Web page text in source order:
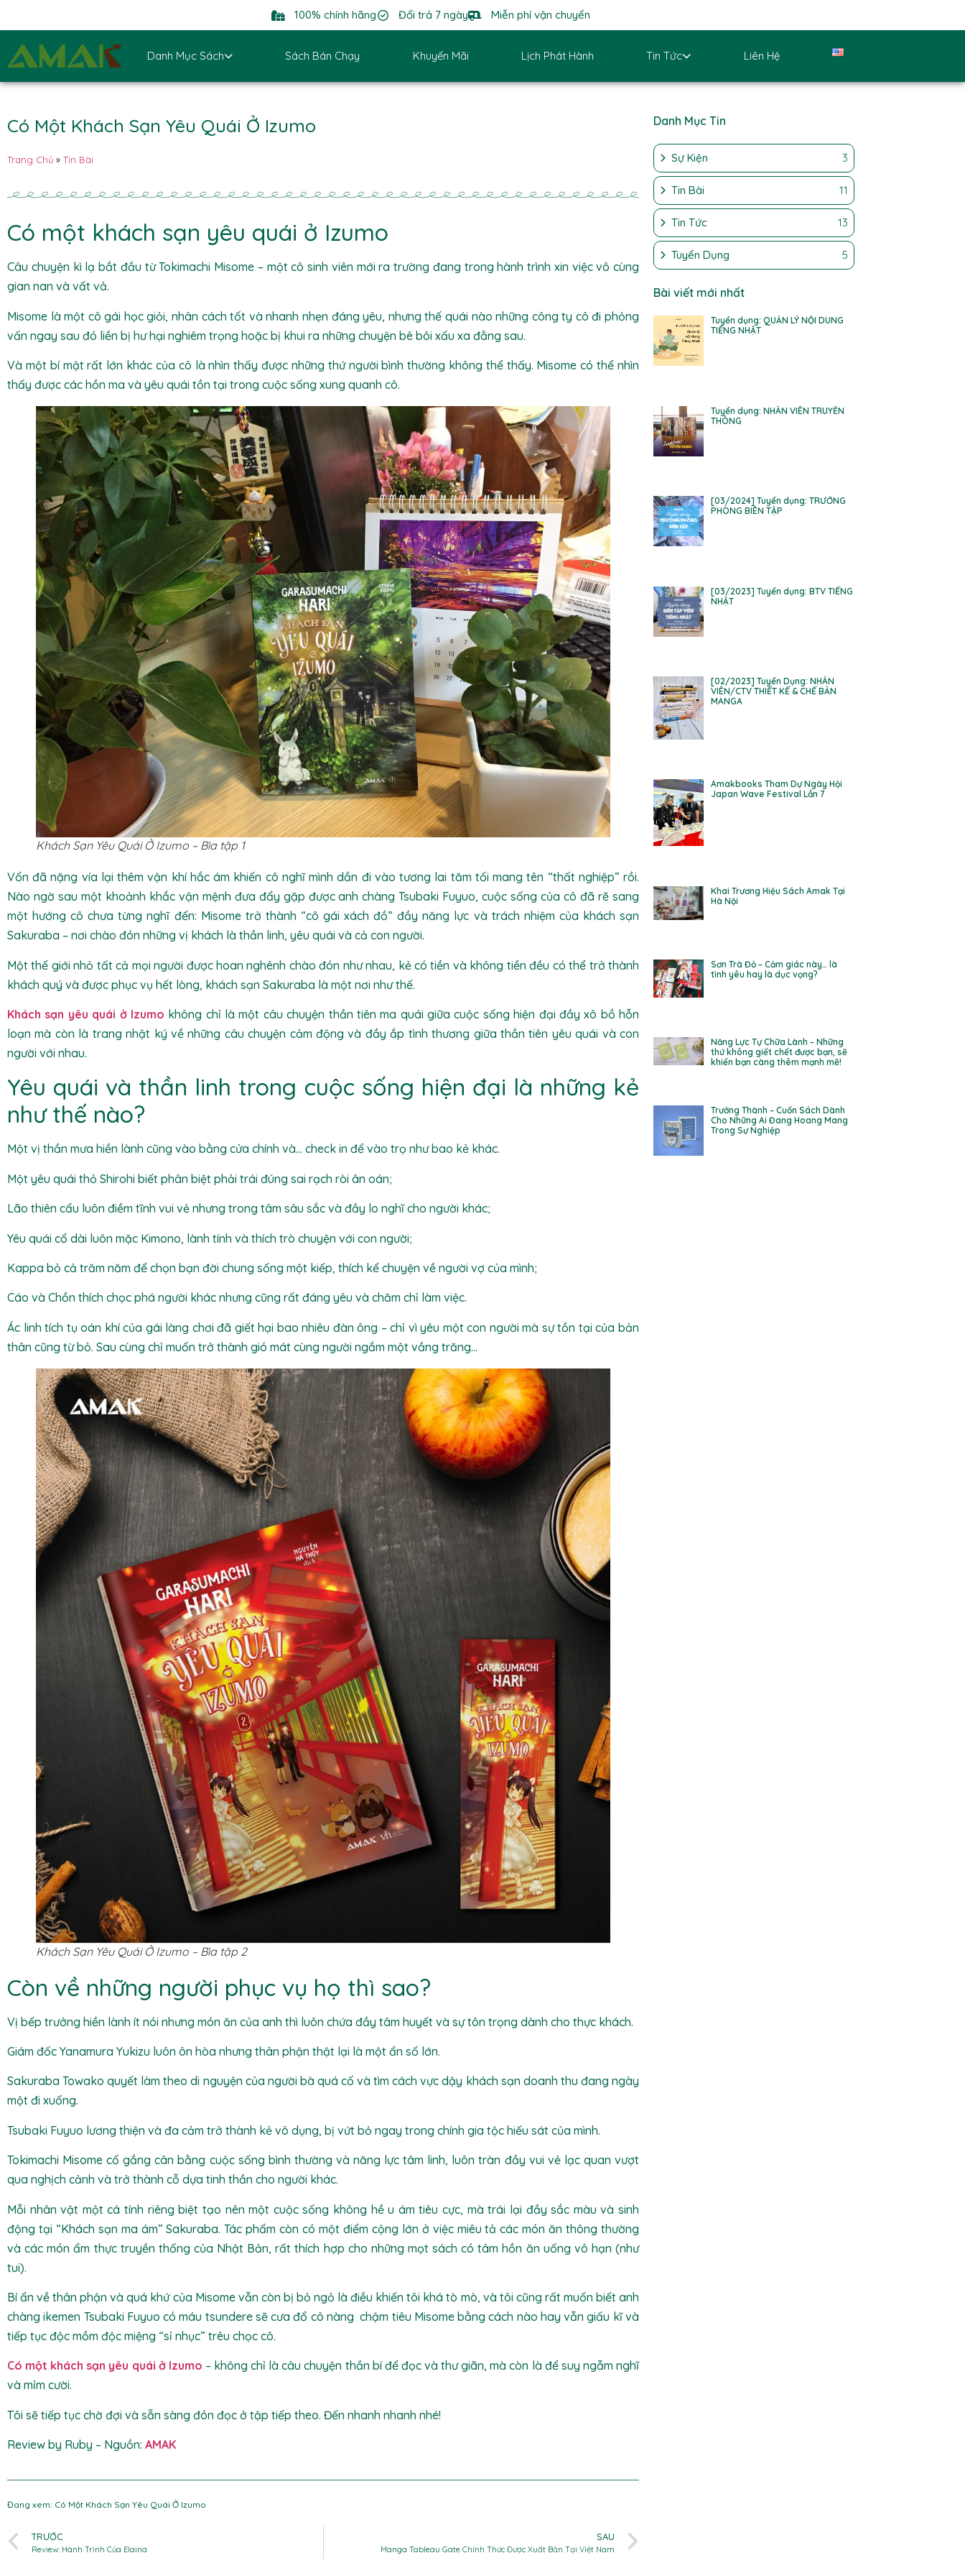
100% chính hãng Đổi trả 7 ngày Miễn phí vận chuyển
Danh Mục Sách Sách Bán Chạy Khuyến Mãi Lịch Phát Hành Tin Tức Liên Hệ
Có Một Khách Sạn Yêu Quái Ở Izumo
Trang Chủ » Tin Bài
Có một khách sạn yêu quái ở Izumo
Câu chuyện kì lạ bắt đầu từ Tokimachi Misome – một cô sinh viên mới ra trường đang trong hành trình xin việc vô cùng
gian nan và vất vả.
Misome là một cô gái học giỏi, nhân cách tốt và nhanh nhẹn đáng yêu, nhưng thế quái nào những công ty cô đi phỏng
vấn ngay sau đó liền bị hư hại nghiêm trọng hoặc bị khui ra những chuyện bê bôi xấu xa đằng sau.
Và một bí mật rất lớn khác của cô là nhìn thấy được những thứ người bình thường không thể thấy. Misome có thể nhìn
thấy được các hồn ma và yêu quái tồn tại trong cuộc sống xung quanh cô.
Khách Sạn Yêu Quái Ở Izumo – Bìa tập 1
Vốn đã nặng vía lại thêm vận khí hắc ám khiến cô nghĩ mình dần đi vào tương lai tăm tối mang tên “thất nghiệp” rồi.
Nào ngờ sau một khoảnh khắc vận mệnh đưa đẩy gặp được anh chàng Tsubaki Fuyuo, cuộc sống của cô đã rẽ sang
một hướng cô chưa từng nghĩ đến: Misome trở thành “cô gái xách đồ” đầy năng lực và trách nhiệm của khách sạn
Sakuraba – nơi chào đón những vị khách là thần linh, yêu quái và cả con người.
Một thế giới nhỏ tất cả mọi người được hoan nghênh chào đón như nhau, kẻ có tiền và không tiền đều có thể trở thành
khách quý và được phục vụ hết lòng, khách sạn Sakuraba là một nơi như thế.
Khách sạn yêu quái ở Izumo không chỉ là một câu chuyện thần tiên ma quái giữa cuộc sống hiện đại đầy xô bồ hỗn
loạn mà còn là trang nhật ký về những câu chuyện cảm động và đầy ắp tình thương giữa thần tiên yêu quái và con
người với nhau.
Yêu quái và thần linh trong cuộc sống hiện đại là những kẻ
như thế nào?
Một vị thần mưa hiền lành cũng vào bằng cửa chính và… check in để vào trọ như bao kẻ khác.
Một yêu quái thỏ Shirohi biết phân biệt phải trái đúng sai rạch ròi ân oán;
Lão thiên cẩu luôn điềm tĩnh vui vẻ nhưng trong tâm sâu sắc và đầy lo nghĩ cho người khác;
Yêu quái cổ dài luôn mặc Kimono, lành tính và thích trò chuyện với con người;
Kappa bỏ cả trăm năm để chọn bạn đời chung sống một kiếp, thích kể chuyện về người vợ của mình;
Cáo và Chồn thích chọc phá người khác nhưng cũng rất đáng yêu và chăm chỉ làm việc.
Ác linh tích tụ oán khí của gái làng chơi đã giết hại bao nhiêu đàn ông – chỉ vì yêu một con người mà sự tồn tại của bản
thân cũng từ bỏ. Sau cùng chỉ muốn trở thành gió mát cùng người ngắm một vầng trăng…
Khách Sạn Yêu Quái Ở Izumo – Bìa tập 2
Còn về những người phục vụ họ thì sao?
Vị bếp trưởng hiền lành ít nói nhưng món ăn của anh thì luôn chứa đầy tâm huyết và sự tôn trọng dành cho thực khách.
Giám đốc Yanamura Yukizu luôn ôn hòa nhưng thân phận thật lại là một ẩn số lớn.
Sakuraba Towako quyết làm theo di nguyện của người bà quá cố và tìm cách vực dậy khách sạn doanh thu đang ngày
một đi xuống.
Tsubaki Fuyuo lương thiện và đa cảm trở thành kẻ vô dụng, bị vứt bỏ ngay trong chính gia tộc hiếu sát của mình.
Tokimachi Misome cố gắng cân bằng cuộc sống bình thường và năng lực tâm linh, luôn tràn đầy vui vẻ lạc quan vượt
qua nghịch cảnh và trở thành cỗ dựa tinh thần cho người khác.
Mỗi nhân vật một cá tính riêng biệt tạo nên một cuộc sống không hề u ám tiêu cực, mà trái lại đầy sắc màu và sinh
động tại “Khách sạn ma ám” Sakuraba. Tác phẩm còn có một điểm cộng lớn ở việc miêu tả các món ăn thông thường
và các món ẩm thực truyền thống của Nhật Bản, rất thích hợp cho những mọt sách có tâm hồn ăn uống vô hạn (như
tui).
Bí ẩn về thân phận và quá khứ của Misome vẫn còn bị bỏ ngỏ là điều khiến tôi khá tò mò, và tôi cũng rất muốn biết anh
chàng ikemen Tsubaki Fuyuo có máu tsundere sẽ cưa đổ cô nàng chậm tiêu Misome bằng cách nào hay vẫn giấu kĩ và
tiếp tục độc mồm độc miệng “sỉ nhục” trêu chọc cô.
Có một khách sạn yêu quái ở Izumo – không chỉ là câu chuyện thần bí để đọc và thư giãn, mà còn là để suy ngẫm nghĩ
và mỉm cười.
Tôi sẽ tiếp tục chờ đợi và sẵn sàng đón đọc ở tập tiếp theo. Đến nhanh nhanh nhé!
Review by Ruby – Nguồn: AMAK
Đang xem: Có Một Khách Sạn Yêu Quái Ở Izumo
TRƯỚC
Review: Hành Trình Của Elaina
SAU
Manga Tableau Gate Chính Thức Được Xuất Bản Tại Việt Nam
Danh Mục Tin
Sự Kiện 3
Tin Bài 11
Tin Tức 13
Tuyển Dụng 5
Bài viết mới nhất
Tuyển dụng: QUẢN LÝ NỘI DUNG
TIẾNG NHẬT
Tuyển dụng: NHÂN VIÊN TRUYỀN
THÔNG
[03/2024] Tuyển dụng: TRƯỞNG
PHÒNG BIÊN TẬP
[03/2023] Tuyển dụng: BTV TIẾNG
NHẬT
[02/2023] Tuyển Dụng: NHÂN
VIÊN/CTV THIẾT KẾ & CHẾ BẢN
MANGA
Amakbooks Tham Dự Ngày Hội
Japan Wave Festival Lần 7
Khai Trương Hiệu Sách Amak Tại
Hà Nội
Sơn Trà Đỏ – Cảm giác này… là
tình yêu hay là dục vọng?
Năng Lực Tự Chữa Lành – Những
thứ không giết chết được bạn, sẽ
khiến bạn càng thêm mạnh mẽ!
Trưởng Thành – Cuốn Sách Dành
Cho Những Ai Đang Hoang Mang
Trong Sự Nghiệp